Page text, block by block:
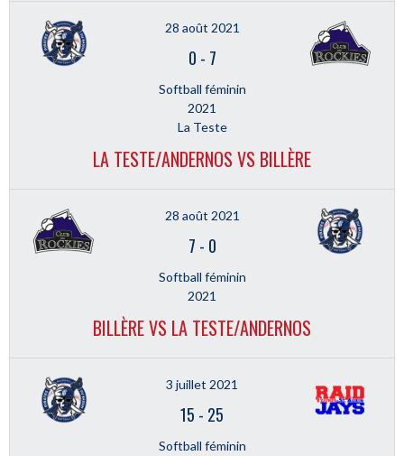
28 août 2021
0 - 7
Softball féminin
2021
La Teste
LA TESTE/ANDERNOS VS BILLÈRE
28 août 2021
7 - 0
Softball féminin
2021
BILLÈRE VS LA TESTE/ANDERNOS
3 juillet 2021
15 - 25
Softball féminin